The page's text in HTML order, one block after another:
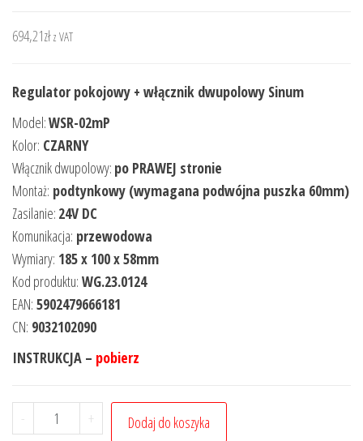
694,21zł z VAT
Regulator pokojowy + włącznik dwupolowy Sinum
Model:WSR-02mP
Kolor: CZARNY
Włącznik dwupolowy: po PRAWEJ stronie
Montaż: podtynkowy (wymagana podwójna puszka 60mm)
Zasilanie: 24V DC
Komunikacja: przewodowa
Wymiary: 185 x 100 x 58mm
Kod produktu: WG.23.0124
EAN: 5902479666181
CN: 9032102090
INSTRUKCJA – pobierz
- + Dodaj do koszyka